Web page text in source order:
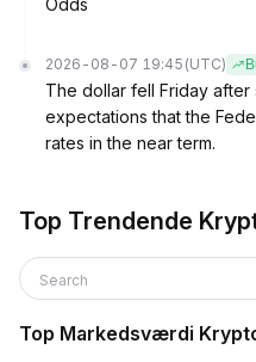
Odds
2026-08-07 19:45 (UTC)
The dollar fell Friday
expectations that the
rates in the near term.
Top Trendende
Search
Top Markedsværdi